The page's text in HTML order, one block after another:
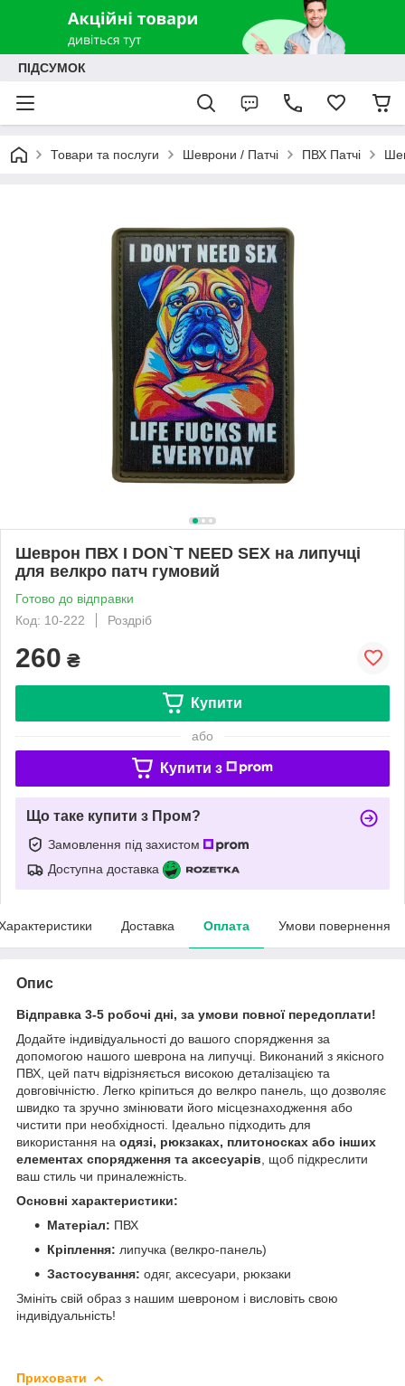
ПІДСУМОК
Товари та послуги Шеврони / Патчі ПВХ Патчі
Шеврон ПВХ I DON`T NEED SEX на липучці
для велкро патч гумовий
Готово до відправки
Код: 10-222
Роздріб
260 ₴
Купити
або
Купити з
Що таке купити з Пром?
Замовлення під захистом
Доступна доставка
Доставка Оплата Умови повернення
Опис
Відправка 3-5 робочі дні, за умови повної передоплати!
Додайте індивідуальності до вашого спорядження за
допомогою нашого шеврона на липучці. Виконаний з якісного
ПВХ, цей патч відрізняється високою деталізацією та
довговічністю. Легко кріпиться до велкро панель, що дозволяє
швидко та зручно змінювати його місцезнаходження або
чистити при необхідності. Ідеально підходить для
використання на одязі, рюкзаках, плитоносках або інших
елементах спорядження та аксесуарів , щоб підкреслити
ваш стиль чи приналежність.
Основні характеристики:
Матеріал: ПВХ
Кріплення: липучка (велкро-панель)
Застосування: одяг, аксесуари, рюкзаки
Змініть свій образ з нашим шевроном і висловіть свою
індивідуальність!
Приховати